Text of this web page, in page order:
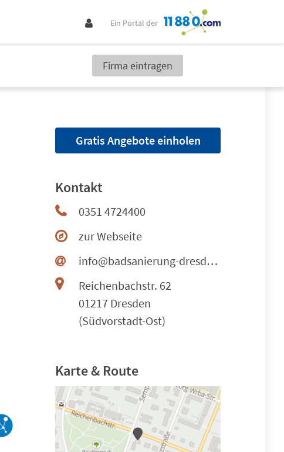
Ein Portal der
Firma eintragen
Gratis Angebote einholen
Kontakt
0351 4724400
zur Webseite
info@badsanierung-dresden.de
Reichenbachstr. 62
01217 Dresden
(Südvorstadt-Ost)
Karte & Route